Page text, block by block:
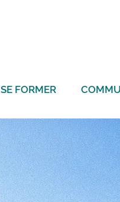
SE FORMER